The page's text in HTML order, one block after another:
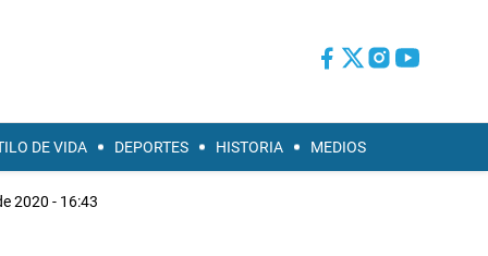
DE VIDA DEPORTES HISTORIA MEDIOS
2020 - 16:43